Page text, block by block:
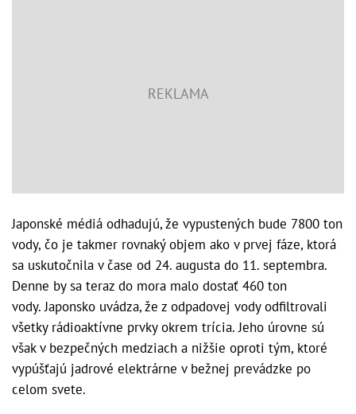
Japonské médiá odhadujú, že vypustených bude 7800 ton
vody, čo je takmer rovnaký objem ako v prvej fáze, ktorá
sa uskutočnila v čase od 24. augusta do 11. septembra.
Denne by sa teraz do mora malo dostať 460 ton
vody. Japonsko uvádza, že z odpadovej vody odfiltrovali
všetky rádioaktívne prvky okrem trícia. Jeho úrovne sú
však v bezpečných medziach a nižšie oproti tým, ktoré
vypúšťajú jadrové elektrárne v bežnej prevádzke po
celom svete.